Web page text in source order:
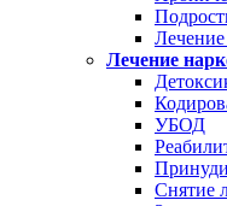
Лечение
УБОД
Снятие